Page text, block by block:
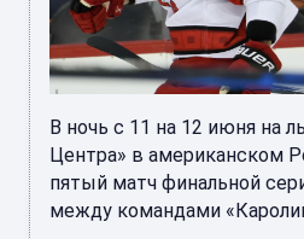
В ночь с 11 на 12 июня на
Центра» в американском
пятый матч финальной
между командами